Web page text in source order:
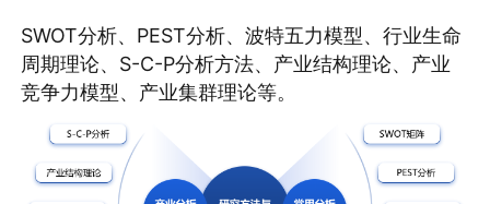
SWOT分析、PEST分析、波特五力模型、行业生命
周期理论、S-C-P分析方法、产业结构理论、产业
竞争力模型、产业集群理论等。